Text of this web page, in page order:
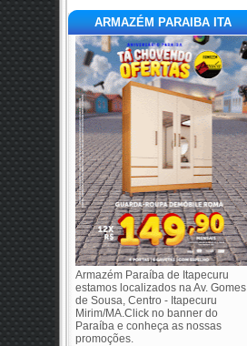
ARMAZÉM PARAIBA ITA
Armazém Paraíba de Itapecuru
estamos localizados na Av. Gomes
de Sousa, Centro - Itapecuru
Mirim/MA.Click no banner do
Paraíba e conheça as nossas
promoções.